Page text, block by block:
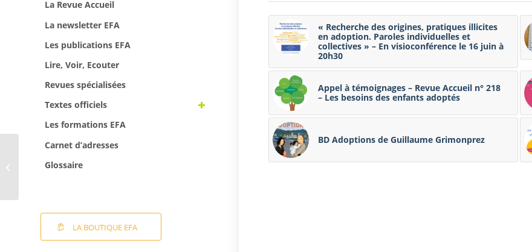
« Recherche des origines, pratiques illicites
en adoption. Paroles individuelles et
collectives » – En visioconférence le 16 juin à
20h30
Appel à témoignages – Revue Accueil n° 218
– Les besoins des enfants adoptés
BD Adoptions de Guillaume Grimonprez
La Revue Accueil
La newsletter EFA
Les publications EFA
Lire, Voir, Ecouter
Revues spécialisées
Textes officiels
Les formations EFA
Carnet d’adresses
Glossaire
LA BOUTIQUE EFA
bulletin n°79 – Mars